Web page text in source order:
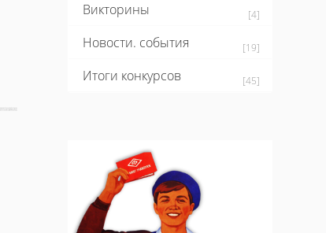
Викторины [4]
Новости. события [19]
Итоги конкурсов [45]